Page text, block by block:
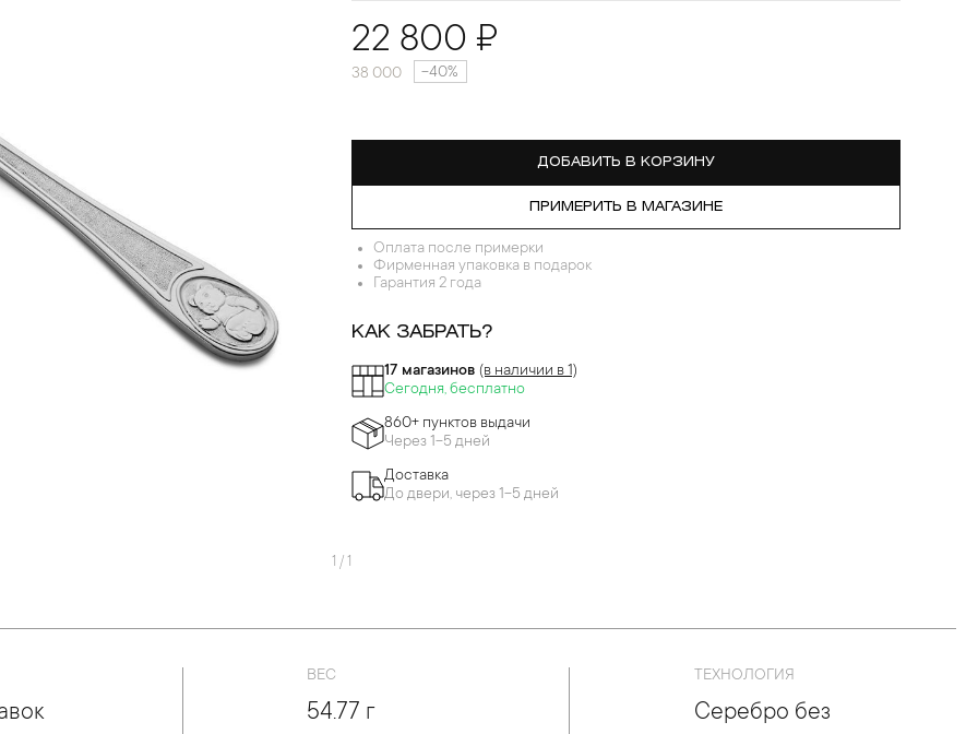
1 / 1
22 800 ₽
38 000 -40%
ДОБАВИТЬ В КОРЗИНУ
ПРИМЕРИТЬ В МАГАЗИНЕ
Оплата после примерки
Фирменная упаковка в подарок
Гарантия 2 года
КАК ЗАБРАТЬ?
17 магазинов (в наличии в 1)
Сегодня, бесплатно
860+ пунктов выдачи
Через 1-5 дней
Доставка
До двери, через 1-5 дней
ВЕС
54.77 г
ТЕХНОЛОГИЯ
Серебро без